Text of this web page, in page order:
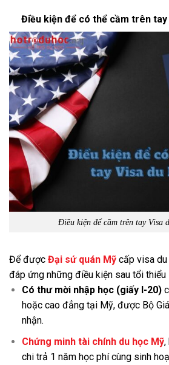
Điều kiện để có thể cầm trên tay
Điều kiện để cầm trên tay Visa
Để được Đại sứ quán Mỹ cấp visa du
đáp ứng những điều kiện sau tổi thiểu
Có thư mời nhập học (giấy I-20)
hoặc cao đẳng tại Mỹ, được Bộ
nhận.
Chứng minh tài chính du học Mỹ,
chi trả 1 năm học phí cùng sinh